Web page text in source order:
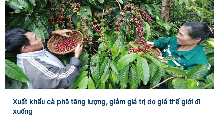
Xuất khẩu cà phê tăng lượng, giảm giá trị do giá thế giới đi
xuống